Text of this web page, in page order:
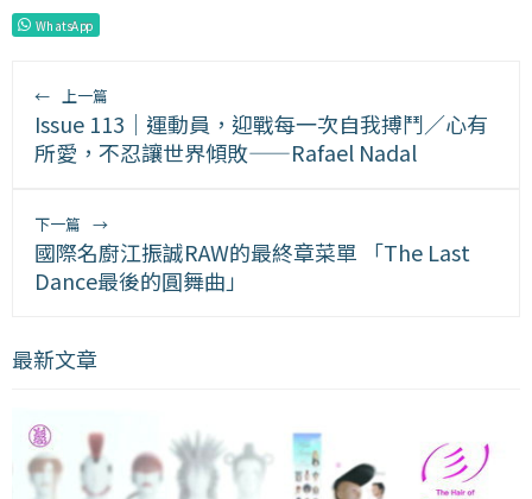
WhatsApp
← 上一篇
Issue 113｜運動員，迎戰每一次自我搏鬥／心有
所愛，不忍讓世界傾敗——Rafael Nadal
下一篇 →
國際名廚江振誠RAW的最終章菜單 「The Last
Dance最後的圓舞曲」
最新文章